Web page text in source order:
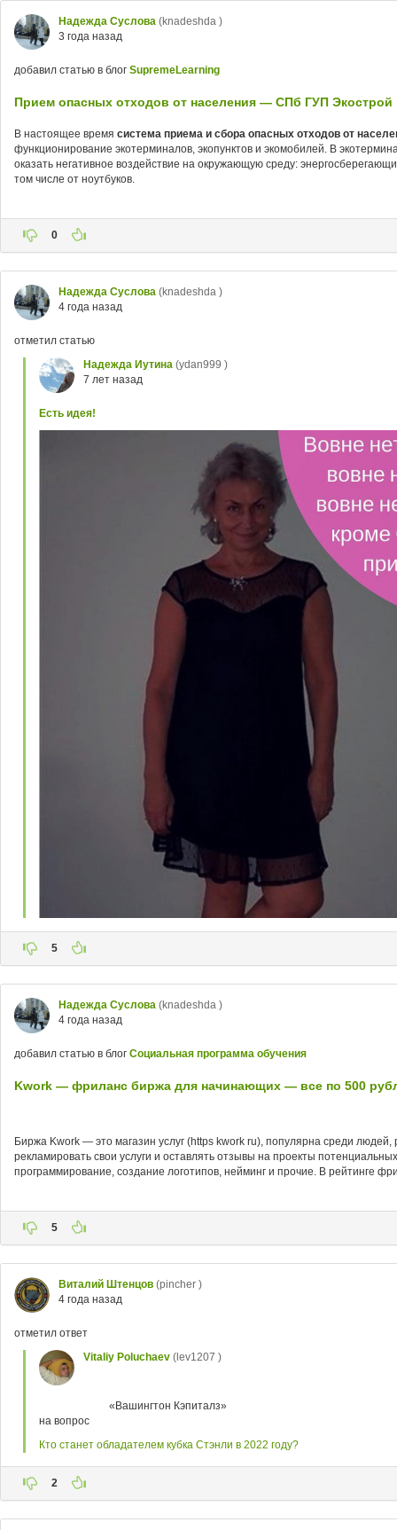
Надежда Суслова (knadeshda )
3 года назад
добавил статью в блог SupremeLearning
Прием опасных отходов от населения — СПб ГУП Экострой
В настоящее время система приема и сбора опасных отходов от
функционирование экотерминалов, экопунктов и экомобилей. В
оказать негативное воздействие на окружающую среду:
том числе от ноутбуков.
0
Надежда Суслова (knadeshda )
4 года назад
отметил статью
Надежда Иутина (ydan999 )
7 лет назад
Есть идея!
5
Надежда Суслова (knadeshda )
4 года назад
добавил статью в блог Социальная программа обучения
Kwork — фриланс биржа для начинающих — все по 500
Биржа Kwork — это магазин услуг (https kwork ru), популярна среди
рекламировать свои услуги и оставлять отзывы на проекты
программирование, создание логотипов, нейминг и прочие. В рейтинге
5
Виталий Штенцов (pincher )
4 года назад
отметил ответ
Vitaliy Poluchaev (lev1207 )
«Вашингтон Кэпиталз»
на вопрос
Кто станет обладателем кубка Стэнли в 2022 году?
2